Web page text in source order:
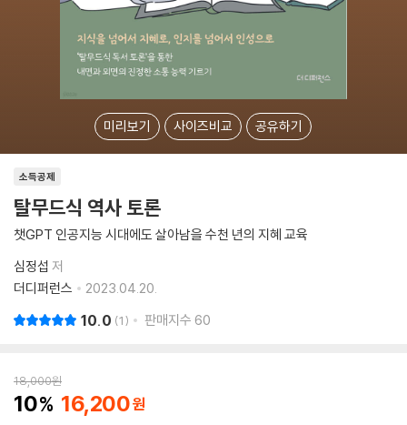
미리보기 사이즈비교 공유하기
소득공제
탈무드식 역사 토론
챗GPT 인공지능 시대에도 살아남을 수천 년의 지혜 교육
심정섭 저
더디퍼런스
2023.04.20.
10.0 1 판매지수 60
18,000원
10 16,200